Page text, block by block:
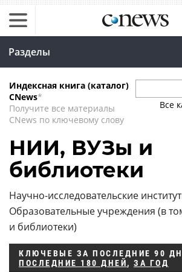
Разделы
Индексная книга (каталог)
CNews*
Получите все материалы
CNews по ключевому слову
Все
НИИ, ВУЗы и
библиотеки
Научно-исследовательские
Образовательные учреждения (в
и библиотеки)
КЛЮЧЕВЫЕ ЗА ПОСЛЕДНИЕ 90
ПОСЛЕДНИЕ 180 ДНЕЙ, ЗА ГОД